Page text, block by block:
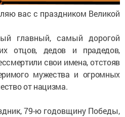
вас с праздником Великой
главный, самый дорогой
отцов, дедов и прадедов,
свои имена, отстояв
мужества и огромных
от нацизма.
79-ю годовщину Победы,